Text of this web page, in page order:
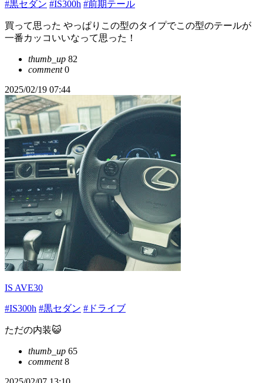
#黒セダン #IS300h #前期テール
買って思った やっぱりこの型のタイプでこの型のテールが
一番カッコいいなって思った！
thumb_up 82
comment0
2025/02/19 07:44
IS AVE30
#IS300h #黒セダン #ドライブ
ただの内装😺
thumb_up 65
comment8